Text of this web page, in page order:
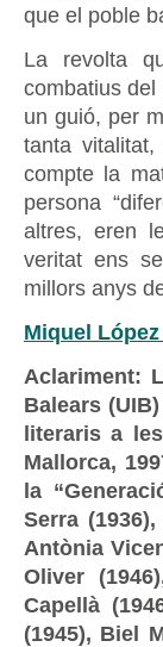
que el poble
La revolta
combatius
un guió, per
tanta
compte la
persona
altres, eren
veritat ens
millors anys
Miquel
Aclariment:
Balears
literaris a
Mallorca,
la
Serra
Antònia
Oliver
Capellà
(1945), Biel